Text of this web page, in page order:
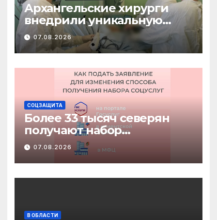
Архангельские хирурги
внедрили уникальную
методику
малотравматичного
лечения патологии
диафрагмы
07.08.2026
СОЦЗАЩИТА
Более 33 тысяч северян
получают набор
социальных услуг в виде
льгот
07.08.2026
В ОБЛАСТИ